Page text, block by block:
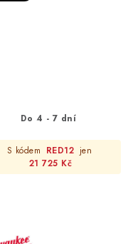
Do 4 - 7 dní
S kódem RED12 jen
21 725 Kč